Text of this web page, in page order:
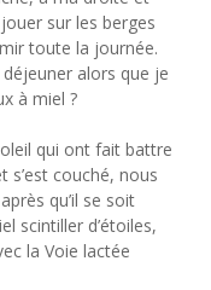
sur les berges
toute la journée.
alors que je
à miel ?
qui ont fait battre
s’est couché, nous
qu’il se soit
scintiller d’étoiles,
la Voie lactée